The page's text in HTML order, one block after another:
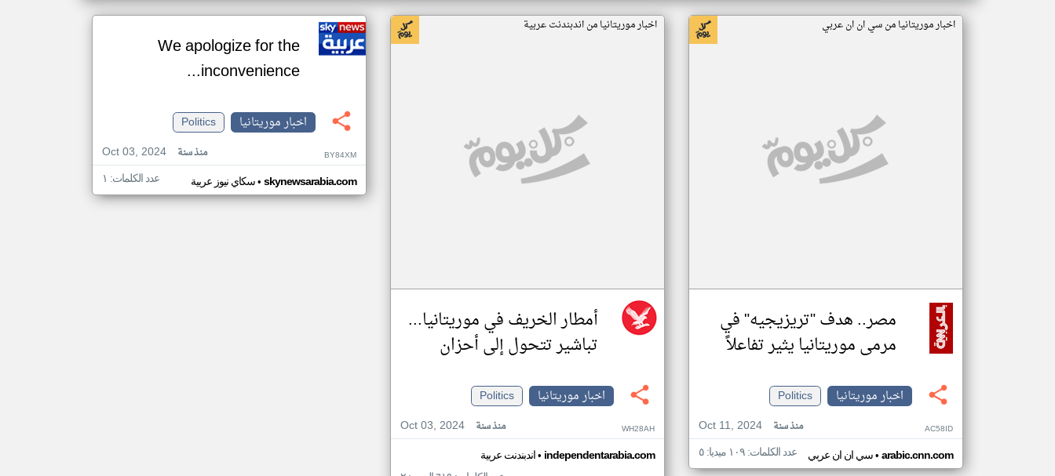
اخبار موريتانيا من سي ان ان عربي
مصر.. هدف "تريزيجيه" في
مرمى موريتانيا يثير تفاعلاً
اخبار موريتانيا
Politics
Oct 11, 2024
منذ سنة AC58ID
سي ان ان عربي• arabic.cnn.com عدد الكلمات: ١٠٩ ميديا: ٥
اخبار موريتانيا من اندبندنت عربية
أمطار الخريف في موريتانيا...
تباشير تتحول إلى أحزان
اخبار موريتانيا
Politics
Oct 03, 2024
منذ سنة WH28AH
اندبندنت عربية• independentarabia.com
We apologize for the
inconvenience...
اخبار موريتانيا
Politics
Oct 03, 2024
منذ سنة BY84XM
سكاي نيوز عربية• skynewsarabia.com عدد الكلمات: ١